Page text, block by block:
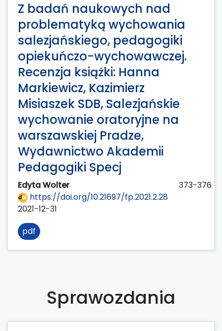
Z badań naukowych nad
problematyką wychowania
salezjańskiego, pedagogiki
opiekuńczo-wychowawczej.
Recenzja książki: Hanna
Markiewicz, Kazimierz
Misiaszek SDB, Salezjańskie
wychowanie oratoryjne na
warszawskiej Pradze,
Wydawnictwo Akademii
Pedagogiki Specj
Edyta Wolter
373-376
https://doi.org/10.21697/fp.2021.2.28
2021-12-31
pdf
Sprawozdania